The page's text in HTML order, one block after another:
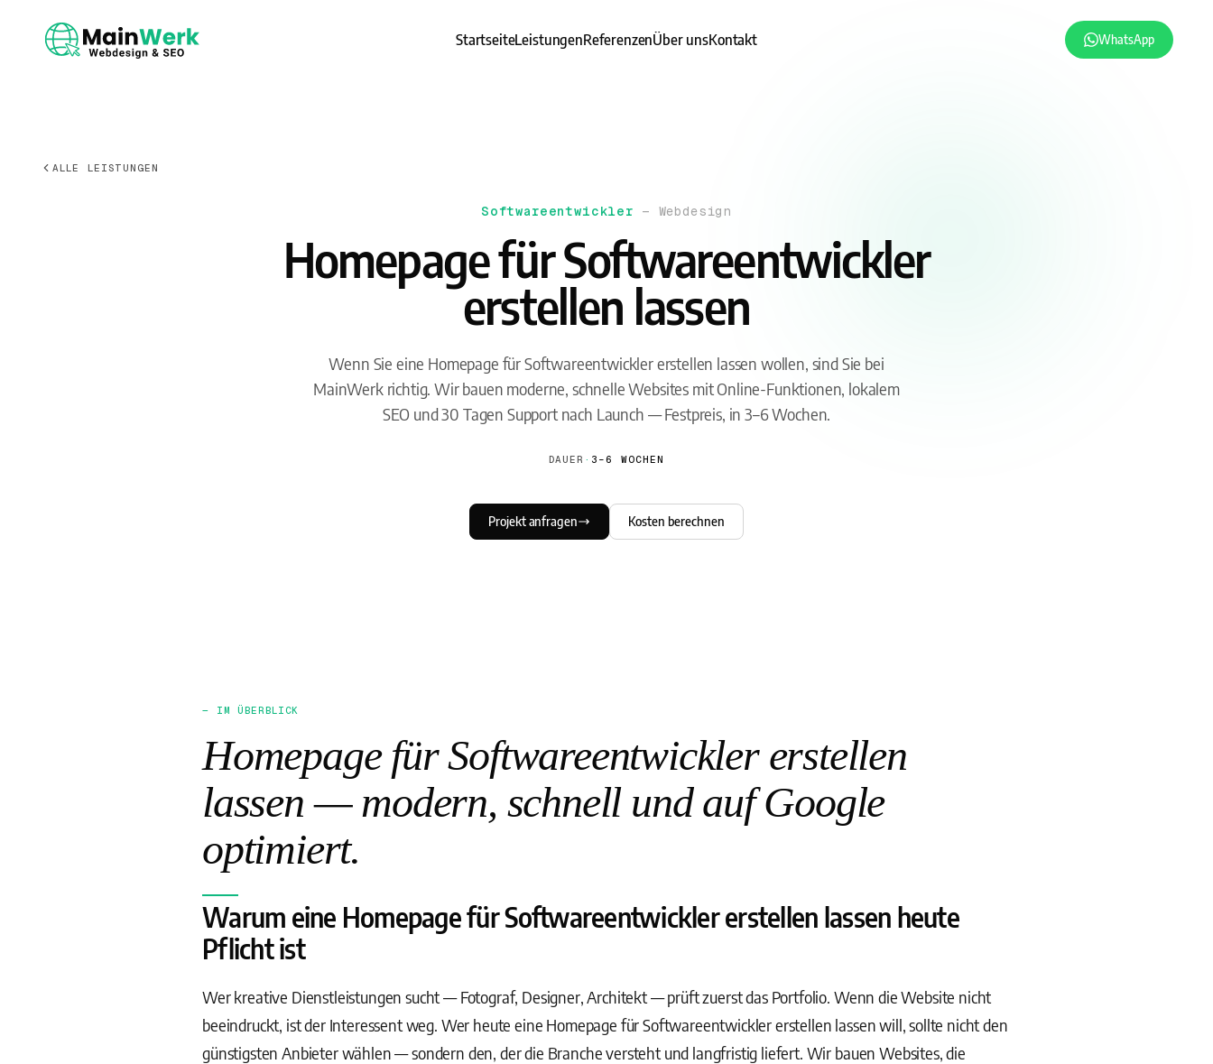
StartseiteLeistungenReferenzenÜber unsKontakt WhatsApp
ALLE LEISTUNGEN
Softwareentwickler — Webdesign
Homepage für Softwareentwickler
erstellen lassen
Wenn Sie eine Homepage für Softwareentwickler erstellen lassen wollen, sind Sie bei
MainWerk richtig. Wir bauen moderne, schnelle Websites mit Online-Funktionen, lokalem
SEO und 30 Tagen Support nach Launch — Festpreis, in 3–6 Wochen.
DAUER · 3–6 WOCHEN
Projekt anfragen Kosten berechnen
— IM ÜBERBLICK
Homepage für Softwareentwickler erstellen
lassen — modern, schnell und auf Google
optimiert.
Warum eine Homepage für Softwareentwickler erstellen lassen heute
Pflicht ist
Wer kreative Dienstleistungen sucht — Fotograf, Designer, Architekt — prüft zuerst das Portfolio. Wenn die Website nicht
beeindruckt, ist der Interessent weg. Wer heute eine Homepage für Softwareentwickler erstellen lassen will, sollte nicht den
günstigsten Anbieter wählen — sondern den, der die Branche versteht und langfristig liefert. Wir bauen Websites, die